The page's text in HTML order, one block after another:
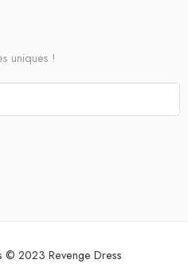
uniques !
© 2023 Revenge Dress